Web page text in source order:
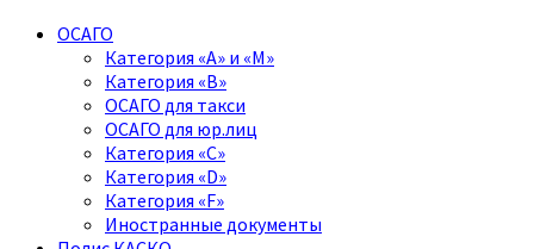
ОСАГО
Категория «A» и «M»
Категория «B»
ОСАГО для такси
ОСАГО для юр.лиц
Категория «C»
Категория «D»
Категория «F»
Иностранные документы